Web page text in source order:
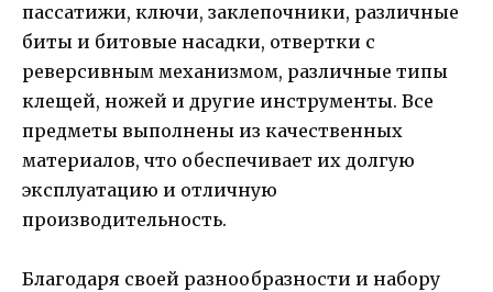
пассатижи, ключи, заклепочники, различные
биты и битовые насадки, отвертки с
реверсивным механизмом, различные типы
клещей, ножей и другие инструменты. Все
предметы выполнены из качественных
материалов, что обеспечивает их долгую
эксплуатацию и отличную
производительность.
Благодаря своей разнообразности и набору